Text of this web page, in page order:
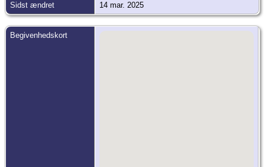
Sidst ændret 14 mar. 2025
Begivenhedskort